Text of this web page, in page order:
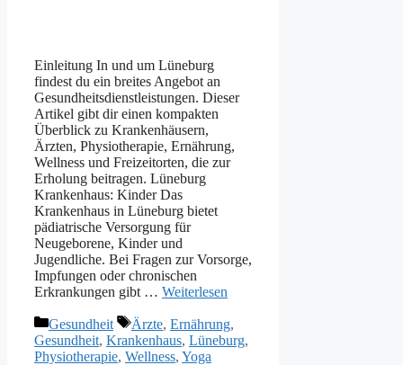
Einleitung In und um Lüneburg
findest du ein breites Angebot an
Gesundheitsdienstleistungen. Dieser
Artikel gibt dir einen kompakten
Überblick zu Krankenhäusern,
Ärzten, Physiotherapie, Ernährung,
Wellness und Freizeitorten, die zur
Erholung beitragen. Lüneburg
Krankenhaus: Kinder Das
Krankenhaus in Lüneburg bietet
pädiatrische Versorgung für
Neugeborene, Kinder und
Jugendliche. Bei Fragen zur Vorsorge,
Impfungen oder chronischen
Erkrankungen gibt … Weiterlesen
Kategorien
Gesundheit Schlagwörter
Ärzte, Ernährung,
Gesundheit, Krankenhaus, Lüneburg,
Physiotherapie, Wellness, Yoga